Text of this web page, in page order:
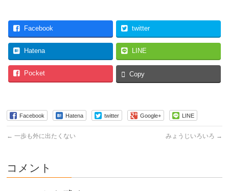
Facebook twitter
Hatena LINE
Pocket Copy
Facebook Hatena twitter Google+ LINE
← 一歩も外に出たくない みょうじいろいろ →
コメント